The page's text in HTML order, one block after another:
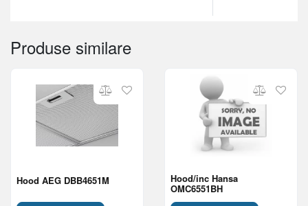
Produse similare
Hood AEG DBB4651M Hood/inc Hansa
OMC6551BH